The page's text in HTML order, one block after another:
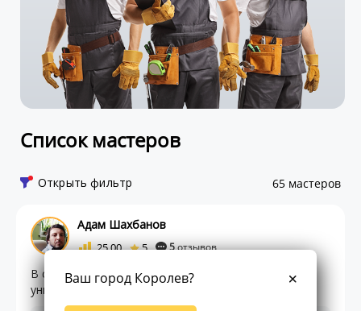
Список мастеров
Открыть фильтр 65 мастеров
Адам Шахбанов
25.00 5 5отзывов
В строительной сфере уже 15 лет. Бригада
универсалов из 4-ех человек.
Ваш город Королев?